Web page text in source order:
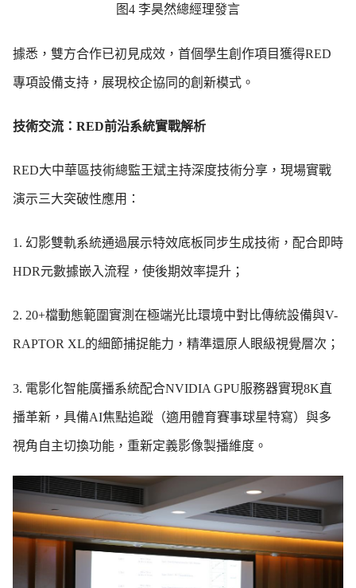
图4 李昊然總經理發言
據悉，雙方合作已初見成效，首個學生創作項目獲得RED
專項設備支持，展現校企協同的創新模式。
技術交流：RED前沿系統實戰解析
RED大中華區技術總監王斌主持深度技術分享，現場實戰
演示三大突破性應用：
1. 幻影雙軌系統通過展示特效底板同步生成技術，配合即時
HDR元數據嵌入流程，使後期效率提升；
2. 20+檔動態範圍實測在極端光比環境中對比傳統設備與V-
RAPTOR XL的細節捕捉能力，精準還原人眼級視覺層次；
3. 電影化智能廣播系統配合NVIDIA GPU服務器實現8K直
播革新，具備AI焦點追蹤（適用體育賽事球星特寫）與多
視角自主切換功能，重新定義影像製播維度。